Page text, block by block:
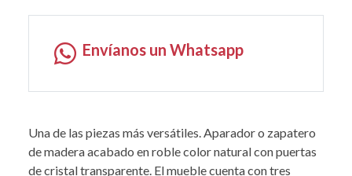
Envíanos un Whatsapp
Una de las piezas más versátiles. Aparador o zapatero
de madera acabado en roble color natural con puertas
de cristal transparente. El mueble cuenta con tres